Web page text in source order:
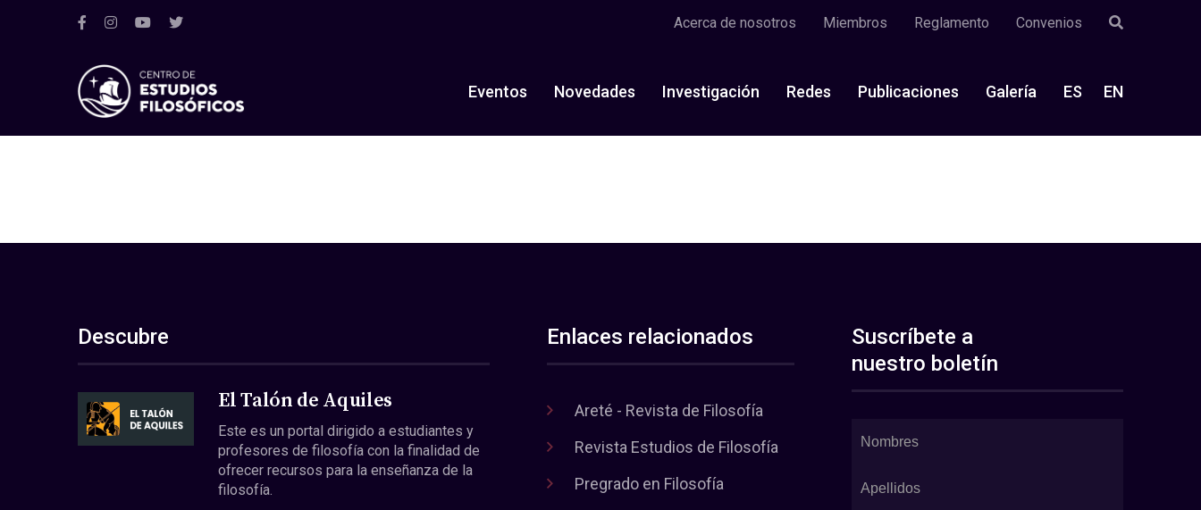
Acerca de nosotros Miembros Reglamento Convenios
Eventos Novedades Investigación Redes Publicaciones Galería ES EN
Descubre
El Talón de Aquiles
Este es un portal dirigido a estudiantes y
profesores de filosofía con la finalidad de
ofrecer recursos para la enseñanza de la
filosofía.
Enlaces relacionados
Areté - Revista de Filosofía
Revista Estudios de Filosofía
Pregrado en Filosofía
Suscríbete a
nuestro boletín